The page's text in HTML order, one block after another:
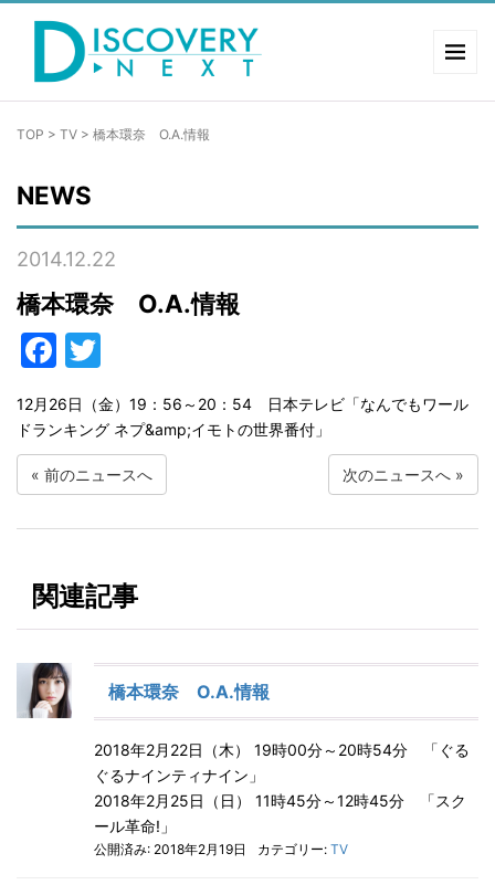
TOP > TV > 橋本環奈 O.A.情報
NEWS
2014.12.22
橋本環奈 O.A.情報
Facebook
12月26日（金）19：56～20：54 日本テレビ「なんでもワール
ドランキング ネプ&amp;イモトの世界番付」
« 前のニュースへ 次のニュースへ »
関連記事
橋本環奈 O.A.情報
2018年2月22日（木） 19時00分～20時54分 「ぐる
ぐるナインティナイン」
2018年2月25日（日） 11時45分～12時45分 「スク
ール革命!」
公開済み: 2018年2月19日 カテゴリー: TV